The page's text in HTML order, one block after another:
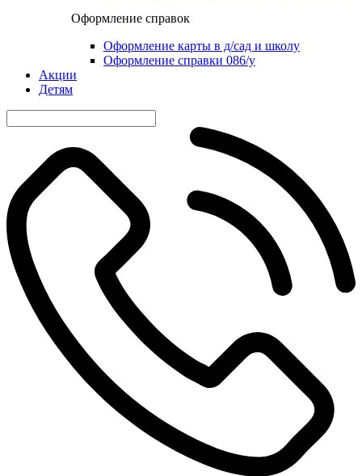
Оформление справок
Оформление карты в д/сад и школу
Оформление справки 086/у
Акции
Детям